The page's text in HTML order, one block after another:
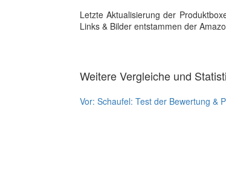
Letzte Aktualisierung der
Links & Bilder entstammen der
Weitere Vergleiche und
Vor: Schaufel: Test der Bewertung &